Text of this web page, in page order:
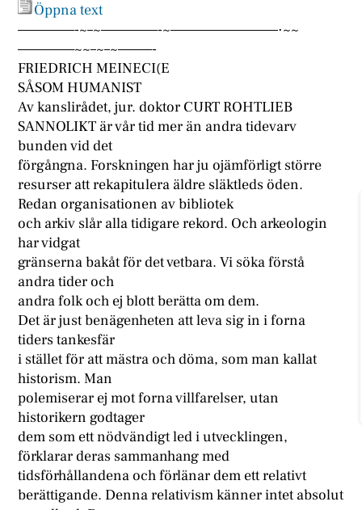
Öppna text
—————-~–~—————-~—————————–·~~
—————~~–~–~———-
FRIEDRICH MEINECI(E
SÅSOM HUMANIST
Av kanslirådet, jur. doktor CURT ROHTLIEB
SANNOLIKT är vår tid mer än andra tidevarv
bunden vid det
förgångna. Forskningen har ju ojämförligt större
resurser att rekapitulera äldre släktleds öden.
Redan organisationen av bibliotek
och arkiv slår alla tidigare rekord. Och arkeologin
har vidgat
gränserna bakåt för det vetbara. Vi söka förstå
andra tider och
andra folk och ej blott berätta om dem.
Det är just benägenheten att leva sig in i forna
tiders tankesfär
i stället för att mästra och döma, som man kallat
historism. Man
polemiserar ej mot forna villfarelser, utan
historikern godtager
dem som ett nödvändigt led i utvecklingen,
förklarar deras sammanhang med
tidsförhållandena och förlänar dem ett relativt
berättigande. Denna relativism känner intet absolut